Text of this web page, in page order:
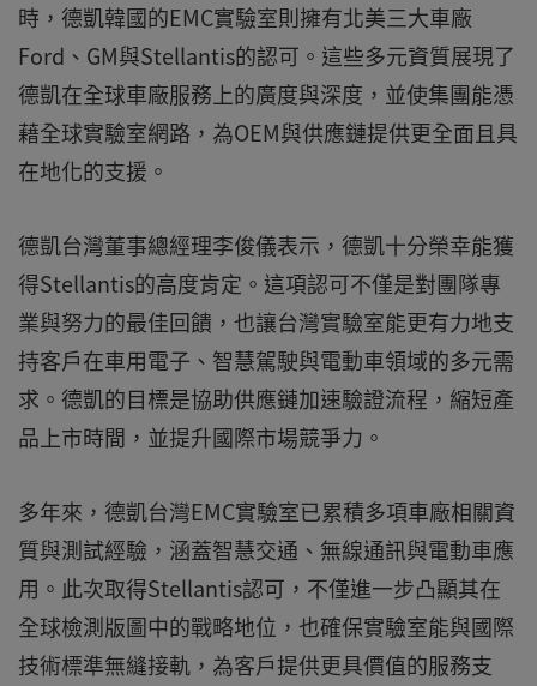
時，德凱韓國的EMC實驗室則擁有北美三大車廠
Ford、GM與Stellantis的認可。這些多元資質展現了
德凱在全球車廠服務上的廣度與深度，並使集團能憑
藉全球實驗室網路，為OEM與供應鏈提供更全面且具
在地化的支援。
德凱台灣董事總經理李俊儀表示，德凱十分榮幸能獲
得Stellantis的高度肯定。這項認可不僅是對團隊專
業與努力的最佳回饋，也讓台灣實驗室能更有力地支
持客戶在車用電子、智慧駕駛與電動車領域的多元需
求。德凱的目標是協助供應鏈加速驗證流程，縮短產
品上市時間，並提升國際市場競爭力。
多年來，德凱台灣EMC實驗室已累積多項車廠相關資
質與測試經驗，涵蓋智慧交通、無線通訊與電動車應
用。此次取得Stellantis認可，不僅進一步凸顯其在
全球檢測版圖中的戰略地位，也確保實驗室能與國際
技術標準無縫接軌，為客戶提供更具價值的服務支